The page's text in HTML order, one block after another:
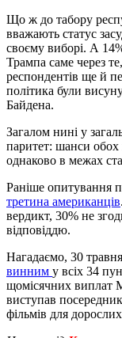
Що ж до табору
вважають статус
своєму виборі. А
Трампа саме через
респондентів ще й
політика були
Байдена.
Загалом нині у
паритет: шанси обох
однаково в межах
Раніше опитування
третина американців
вердикт, 30% не
відповіддю.
Нагадаємо, 30
винним у всіх 34
щомісячних виплат
виступав
фільмів для